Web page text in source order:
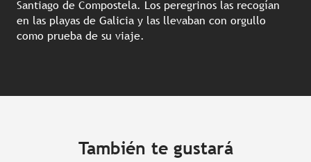
Santiago de Compostela. Los peregrinos las recogían
en las playas de Galicia y las llevaban con orgullo
como prueba de su viaje.
También te gustará